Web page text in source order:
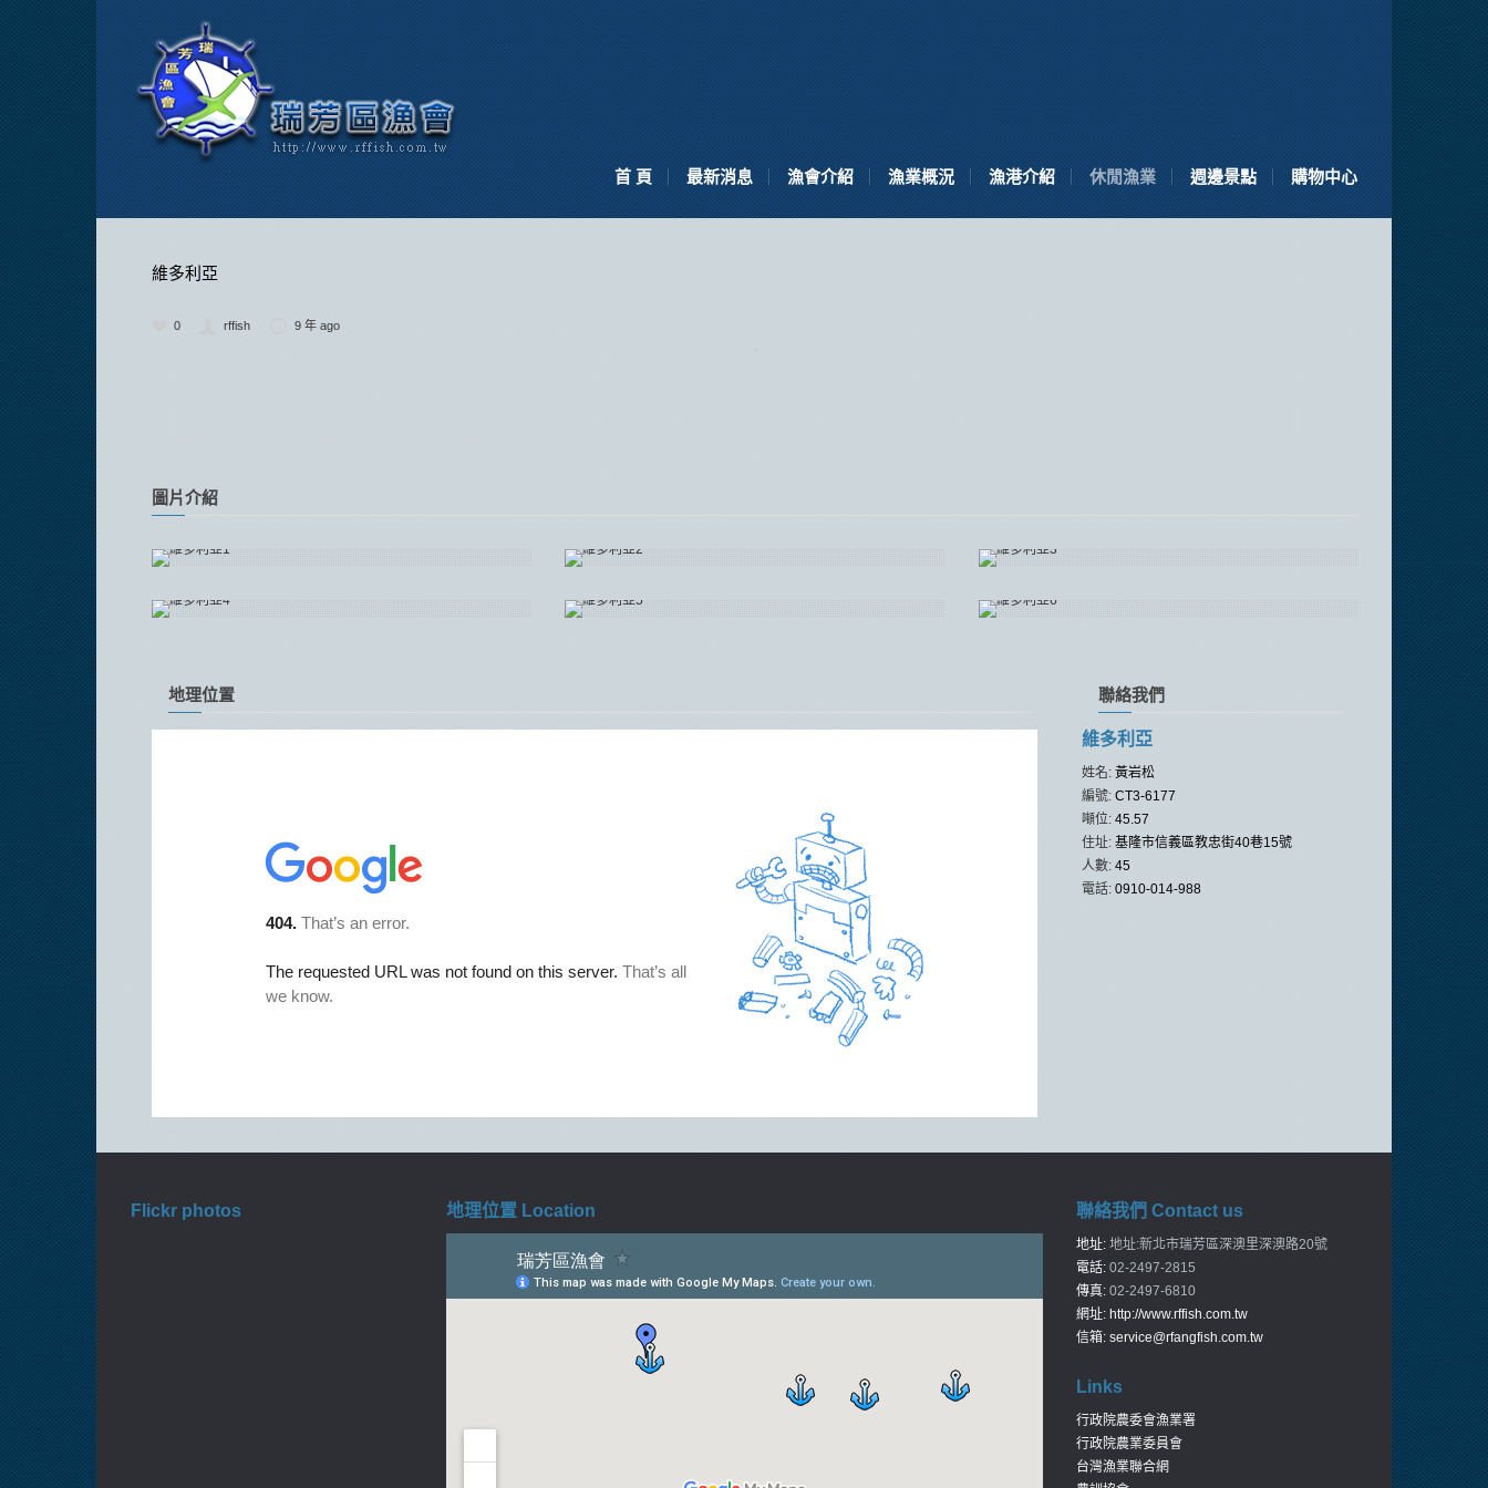
首 頁 最新消息 漁會介紹 漁業概況 漁港介紹 休閒漁業 週邊景點 購物中心
維多利亞
0 rffish 9 年 ago
圖片介紹
地理位置 聯絡我們
維多利亞
姓名: 黃岩松
編號: CT3-6177
噸位: 45.57
住址: 基隆市信義區教忠街40巷15號
人數: 45
電話: 0910-014-988
Flickr photos 地理位置 Location 聯絡我們 Contact us
地址: 地址:新北市瑞芳區深澳里深澳路20號
電話: 02-2497-2815
傳真: 02-2497-6810
網址: http://www.rffish.com.tw
信箱: service@rfangfish.com.tw
Links
行政院農委會漁業署
行政院農業委員會
台灣漁業聯合網